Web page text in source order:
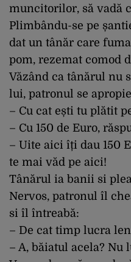
muncitorilor, să vadă
Plimbându-se pe
dat un tânăr care
pom, rezemat comod
Văzând ca tânărul nu
lui, patronul se
– Cu cat ești tu plătit
– Cu 150 de Euro,
– Uite aici îți dau 150
te mai văd pe aici!
Tânărul ia banii si
Nervos, patronul îl
si îl întreabă:
– De cat timp lucra
– A, băiatul acela? Nu